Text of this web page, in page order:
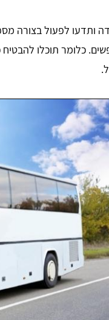
ותדעו לפעול בצורה
כלומר תוכלו
anna lipaz
ומאוד אדיבים בטלפון. הצלחתי
תודה רבה על הכל.